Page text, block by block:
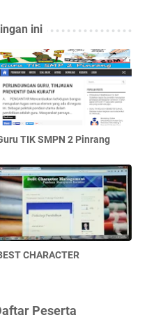
ini
TIK SMPN 2 Pinrang
CHARACTER
Peserta